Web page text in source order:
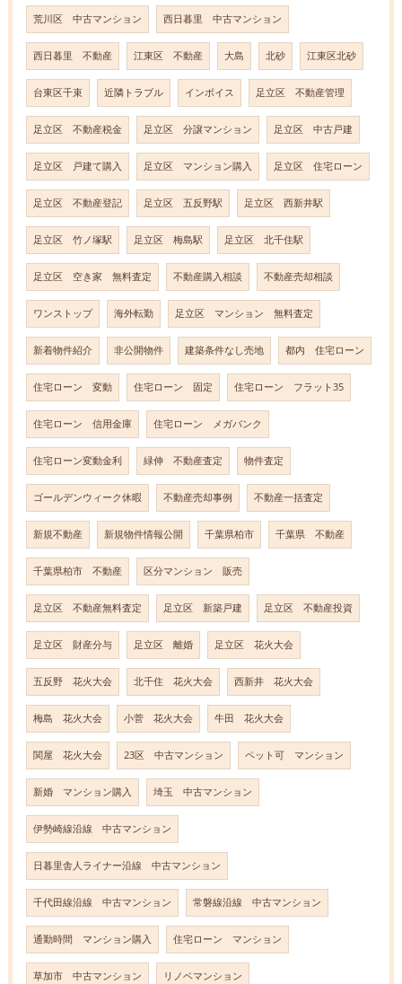
荒川区 中古マンション 西日暮里 中古マンション
西日暮里 不動産 江東区 不動産 大島 北砂 江東区北砂
台東区千束 近隣トラブル インボイス 足立区 不動産管理
足立区 不動産税金 足立区 分譲マンション 足立区 中古戸建
足立区 戸建て購入 足立区 マンション購入 足立区 住宅ローン
足立区 不動産登記 足立区 五反野駅 足立区 西新井駅
足立区 竹ノ塚駅 足立区 梅島駅 足立区 北千住駅
足立区 空き家 無料査定 不動産購入相談 不動産売却相談
ワンストップ 海外転勤 足立区 マンション 無料査定
新着物件紹介 非公開物件 建築条件なし売地 都内 住宅ローン
住宅ローン 変動 住宅ローン 固定 住宅ローン フラット35
住宅ローン 信用金庫 住宅ローン メガバンク
住宅ローン変動金利 緑伸 不動産査定 物件査定
ゴールデンウィーク休暇 不動産売却事例 不動産一括査定
新規不動産 新規物件情報公開 千葉県柏市 千葉県 不動産
千葉県柏市 不動産 区分マンション 販売
足立区 不動産無料査定 足立区 新築戸建 足立区 不動産投資
足立区 財産分与 足立区 離婚 足立区 花火大会
五反野 花火大会 北千住 花火大会 西新井 花火大会
梅島 花火大会 小菅 花火大会 牛田 花火大会
関屋 花火大会 23区 中古マンション ペット可 マンション
新婚 マンション購入 埼玉 中古マンション
伊勢崎線沿線 中古マンション
日暮里舎人ライナー沿線 中古マンション
千代田線沿線 中古マンション 常磐線沿線 中古マンション
通勤時間 マンション購入 住宅ローン マンション
草加市 中古マンション リノベマンション